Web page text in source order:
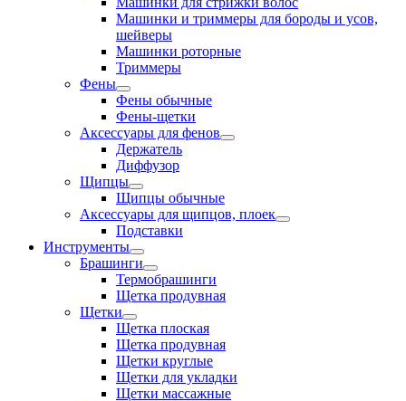
Машинки и триммеры для бороды и усов,
шейверы
Машинки роторные
Триммеры
Фены
Фены обычные
Фены-щетки
Аксессуары для фенов
Держатель
Диффузор
Щипцы
Щипцы обычные
Аксессуары для щипцов, плоек
Подставки
Инструменты
Брашинги
Термобрашинги
Щетка продувная
Щетки
Щетка плоская
Щетка продувная
Щетки круглые
Щетки для укладки
Щетки массажные